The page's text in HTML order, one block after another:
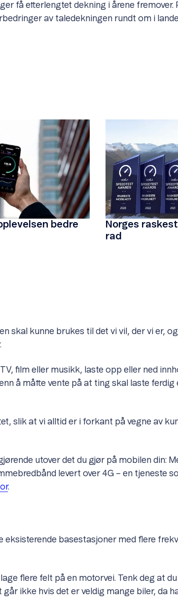
få etterlengtet dekning i årene fremover.
av taledekningen rundt om i
bedre
Norges
rad
skal kunne brukes til det vi vil, der vi er,
film eller musikk, laste opp eller ned
å måtte vente på at ting skal laste ferdig
slik at vi alltid er i forkant på vegne av
utover det du gjør på mobilen din:
levert over 4G – en tjeneste
.
eksisterende basestasjoner med flere
flere felt på en motorvei. Tenk deg at
ikke hvis det er veldig mange biler, da